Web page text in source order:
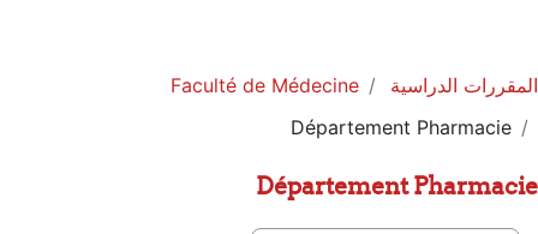
المقررات الدراسية
Faculté de Médecine
Département Pharmacie
Département Pharmacie